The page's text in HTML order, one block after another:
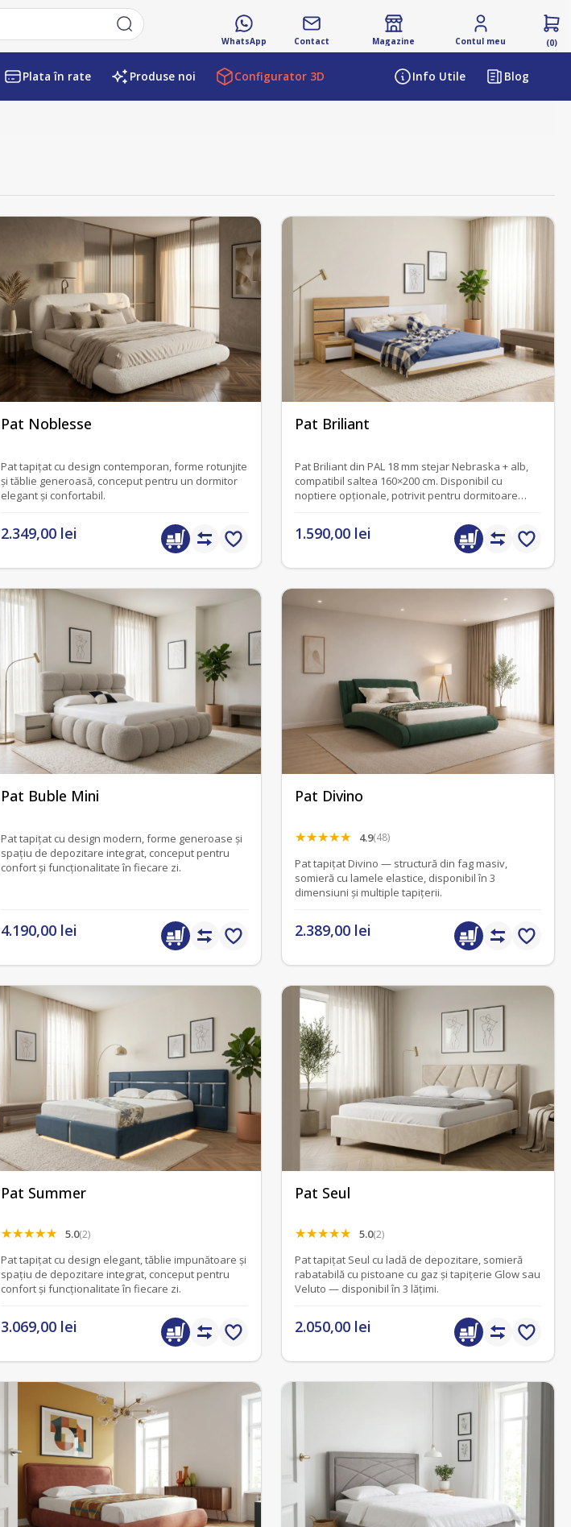
WhatsApp Contact Magazine Contul meu (0)
Plata în rate Produse noi Configurator 3D Info Utile Blog
Pat Noblesse
Pat tapițat cu design contemporan, forme rotunjite
și tăblie generoasă, conceput pentru un dormitor
elegant și confortabil.
2.349,00 lei
Pat Briliant
Pat Briliant din PAL 18 mm stejar Nebraska + alb,
compatibil saltea 160×200 cm. Disponibil cu
noptiere opționale, potrivit pentru dormitoare
1.590,00 lei
Pat Buble Mini
Pat tapițat cu design modern, forme generoase și
spațiu de depozitare integrat, conceput pentru
confort și funcționalitate în fiecare zi.
4.190,00 lei
Pat Divino
4.9(48)
Pat tapițat Divino — structură din fag masiv,
somieră cu lamele elastice, disponibil în 3
dimensiuni și multiple tapițerii.
2.389,00 lei
Pat Summer
5.0(2)
Pat tapițat cu design elegant, tăblie impunătoare și
spațiu de depozitare integrat, conceput pentru
confort și funcționalitate în fiecare zi.
3.069,00 lei
Pat Seul
5.0(2)
Pat tapițat Seul cu ladă de depozitare, somieră
rabatabilă cu pistoane cu gaz și tapițerie Glow sau
Veluto — disponibil în 3 lățimi.
2.050,00 lei